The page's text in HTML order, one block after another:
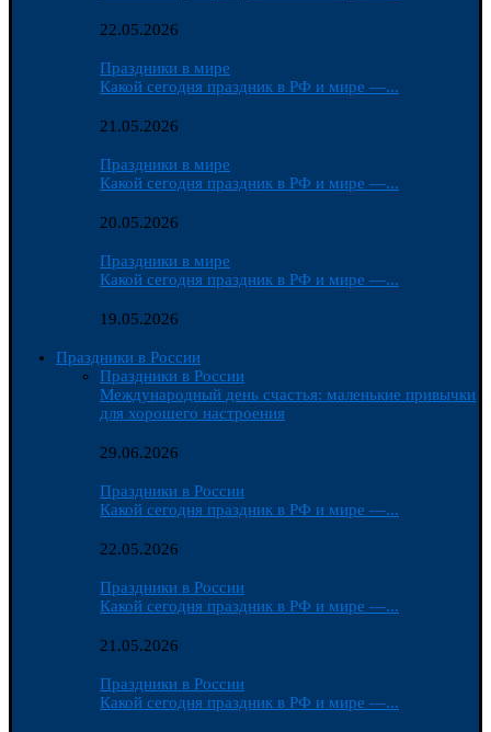
22.05.2026
Праздники в мире
Какой сегодня праздник в РФ и мире —...
21.05.2026
Праздники в мире
Какой сегодня праздник в РФ и мире —...
20.05.2026
Праздники в мире
Какой сегодня праздник в РФ и мире —...
19.05.2026
Праздники в России
Праздники в России
Международный день счастья: маленькие привычки
для хорошего настроения
29.06.2026
Праздники в России
Какой сегодня праздник в РФ и мире —...
22.05.2026
Праздники в России
Какой сегодня праздник в РФ и мире —...
21.05.2026
Праздники в России
Какой сегодня праздник в РФ и мире —...